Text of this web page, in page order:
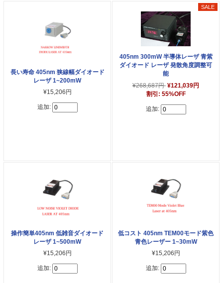
長い寿命 405nm 狭線幅ダイオード
レーザ 1~200mW
¥15,206円
追加:
405nm 300mW 半導体レーザ 青紫
ダイオード レーザ 発散角度調整可
能
¥268,687円 ¥121,039円
割引: 55%OFF
追加:
操作簡単405nm 低雑音ダイオード
レーザ 1~500mW
¥15,206円
追加:
低コスト 405nm TEM00モード紫色
青色レーザー 1~30mW
¥15,206円
追加: